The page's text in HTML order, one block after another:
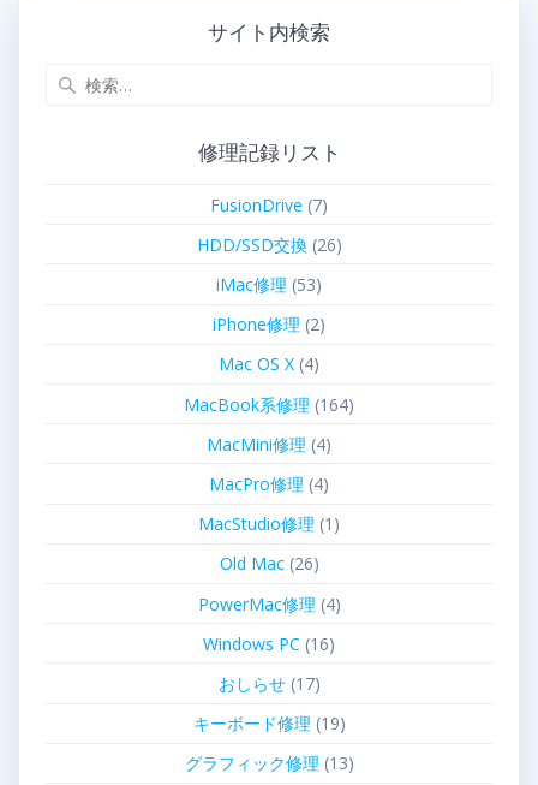
サイト内検索
修理記録リスト
FusionDrive (7)
HDD/SSD交換(26)
iMac修理 (53)
iPhone修理 (2)
Mac OS X (4)
MacBook系修理 (164)
MacMini修理 (4)
MacPro修理 (4)
MacStudio修理 (1)
Old Mac(26)
PowerMac修理 (4)
Windows PC (16)
おしらせ(17)
キーボード修理 (19)
グラフィック修理 (13)